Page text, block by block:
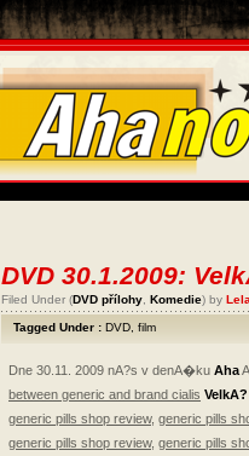
DVD 30.1.2009:
Filed Under (DVD přílohy Komedie) by Lela
Tagged Under : DVD film
Dne 30.11. 2009 nA?s v denA�ku Aha
between generic and brand cialis
generic pills shop review, generic pills
generic pills shop review, generic pills